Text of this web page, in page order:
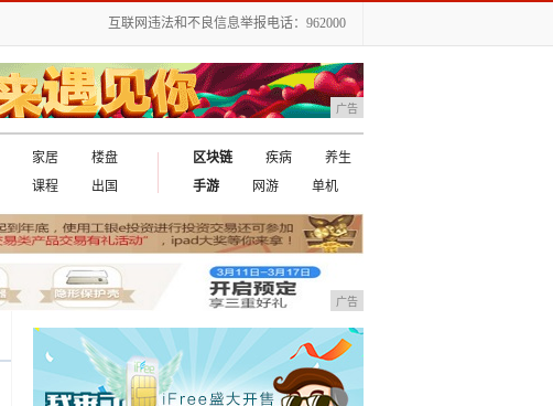
互联网违法和不良信息举报电话：962000
广告
家居
楼盘
课程 出国
区块链 疾病
养生
手游
网游 单机
广告